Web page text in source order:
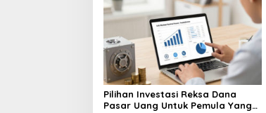
Pilihan Investasi Reksa Dana
Pasar Uang Untuk Pemula Yang